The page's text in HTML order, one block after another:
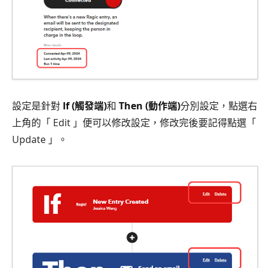
設定是針對 If (觸發端)和 Then (動作端)分別設定，點選右
上角的「 Edit 」便可以修改設定，修改完後要記得點選「
Update 」。